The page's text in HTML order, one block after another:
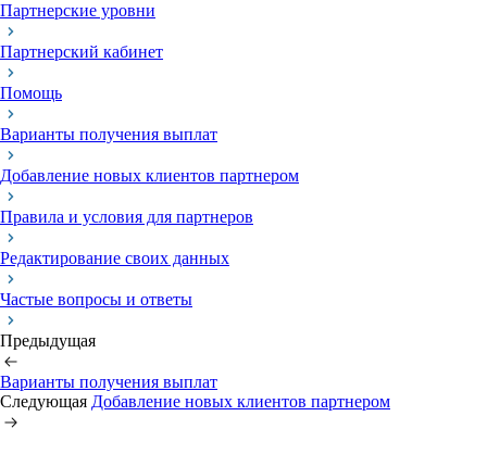
Партнерские уровни
Партнерский кабинет
Помощь
Варианты получения выплат
Добавление новых клиентов партнером
Правила и условия для партнеров
Редактирование своих данных
Частые вопросы и ответы
Предыдущая
Варианты получения выплат
Следующая Добавление новых клиентов партнером